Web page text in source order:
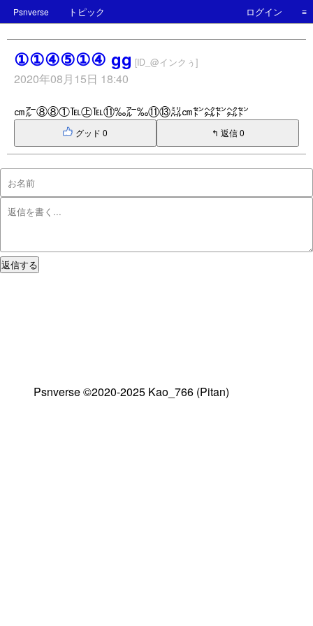
Psnverse トピック ≡
ログイン
①①④⑤①④ gg [ID_@インクぅ]
2020年08月15日 18:40
㎝㌃⑧⑧①℡㊤℡⑪‰㌃‰⑪⑬㍊㎝㌣㌶㌣㌶㌣
グッド 0 ↰ 返信 0
返信する
Psnverse ©2020-2025 Kao_766 (Pitan)